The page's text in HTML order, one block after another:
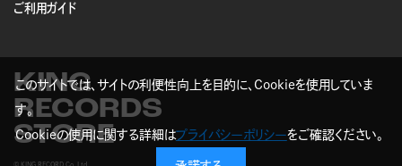
ご利用ガイド
KING
RECORDS
STORE
© KING RECORD Co.,Ltd.
このサイトでは、サイトの利便性向上を目的に、Cookieを使用していま
す。
Cookieの使用に関する詳細はプライバシーポリシーをご確認ください。